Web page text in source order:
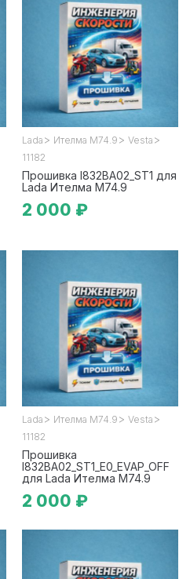
Lada > Ителма М74.9 > Vesta >
11182
Прошивка I832BA02_ST1 для
Lada Ителма М74.9
2 000 ₽
Lada > Ителма М74.9 > Vesta >
11182
Прошивка
I832BA02_ST1_E0_EVAP_OFF
для Lada Ителма М74.9
2 000 ₽